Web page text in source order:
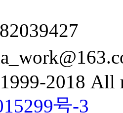
2018 All
号-3